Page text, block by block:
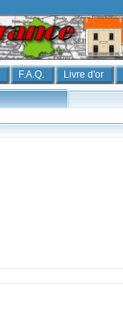
F.A.Q. Livre d'or